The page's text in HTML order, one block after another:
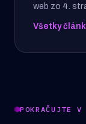
web zo 4.
Všetky
POKRAČUJTE